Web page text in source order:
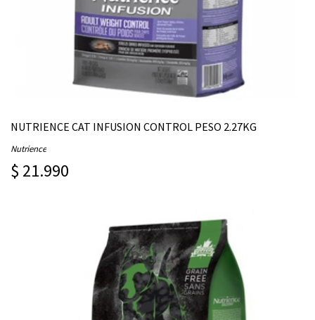
NUTRIENCE CAT INFUSION CONTROL PESO 2.27KG
Nutrience
$ 21.990